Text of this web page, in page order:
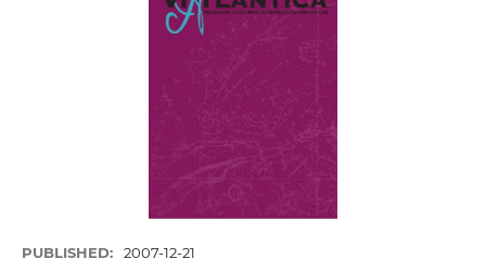
PUBLISHED: 2007-12-21